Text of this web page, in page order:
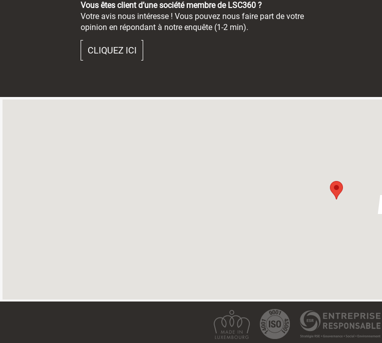
Vous êtes client d’une société membre de LSC360 ?
Votre avis nous intéresse ! Vous pouvez nous faire part de votre
opinion en répondant à notre enquête (1-2 min).
CLIQUEZ ICI